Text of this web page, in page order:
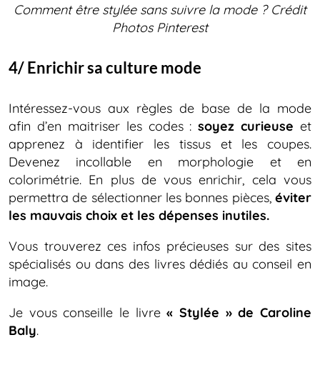
Comment être stylée sans suivre la mode ? Crédit
Photos Pinterest
4/ Enrichir sa culture mode
Intéressez-vous aux règles de base de la mode
afin d’en maitriser les codes :soyez curieuse et
apprenez à identifier les tissus et les coupes.
Devenez incollable en morphologie et en
colorimétrie. En plus de vous enrichir, cela vous
permettra de sélectionner les bonnes pièces, éviter
les mauvais choix et les dépenses inutiles.
Vous trouverez ces infos précieuses sur des sites
spécialisés ou dans des livres dédiés au conseil en
image.
Je vous conseille le livre« Stylée » de Caroline
Baly.